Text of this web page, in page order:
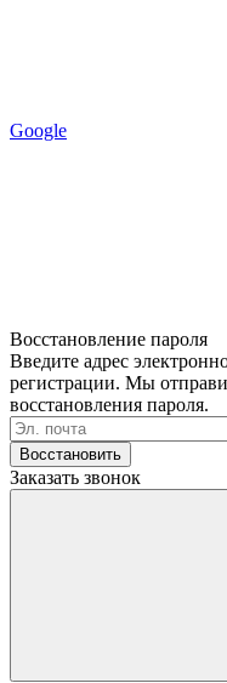
Google
Восстановление пароля
Введите адрес
регистрации. Мы
восстановления пароля.
Восстановить
Заказать звонок